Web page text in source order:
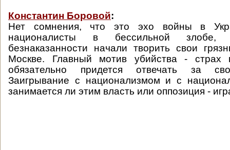
Константин Боровой:
Нет сомнения, что это эхо войны в
националисты в бессильной злобе,
безнаказанности начали творить свои
Москве. Главный мотив убийства - страх
обязательно придется отвечать за
Заигрывание с национализмом и с
занимается ли этим власть или оппозиция -